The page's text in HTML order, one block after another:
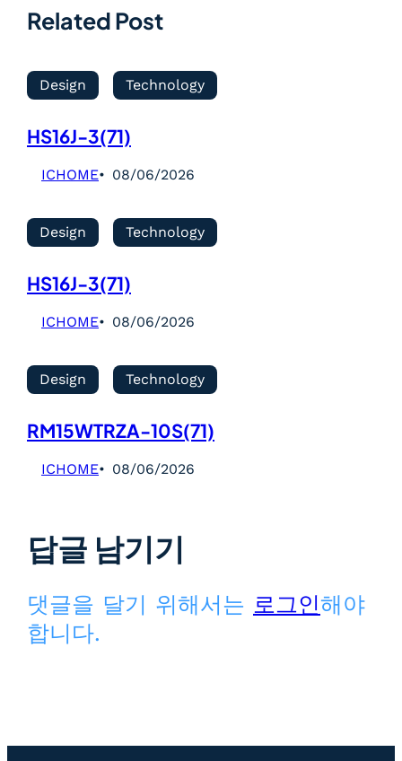
Related Post
Design Technology
HS16J-3(71)
ICHOME 08/06/2026
Design Technology
HS16J-3(71)
ICHOME 08/06/2026
Design Technology
RM15WTRZA-10S(71)
ICHOME 08/06/2026
답글 남기기
댓글을 달기 위해서는 로그인해야
합니다.